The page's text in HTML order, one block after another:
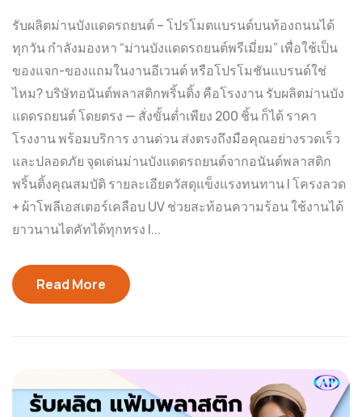
รับผลิตม่านบังแดดรถยนต์ – โปรโมตแบรนด์บนท้องถนนได้
ทุกวัน กำลังมองหา “ม่านบังแดดรถยนต์พรีเมี่ยม” เพื่อใช้เป็น
ของแจก-ของแถมในงานอีเวนต์ หรือโปรโมชันแบรนด์ใช่
ไหม? บริษัทอนันต์พลาสติกพริ้นติ้ง คือโรงงาน รับผลิตม่านบัง
แดดรถยนต์ โดยตรง — สั่งขั้นต่ำเพียง 200 ชิ้น ก็ได้ ราคา
โรงงาน พร้อมบริการ งานด่วน ส่งตรงถึงมือคุณอย่างรวดเร็ว
และปลอดภัย จุดเด่นม่านบังแดดรถยนต์จากอนันต์พลาสติก
พริ้นติ้งคุณสมบัติ รายละเอียดวัสดุแข็งแรงทนทาน | โครงลวด
+ ผ้าโพลีเอสเตอร์เคลือบ UV ช่วยสะท้อนความร้อน ใช้งานได้
ยาวนานไดคัทได้ทุกทรง |...
Read More